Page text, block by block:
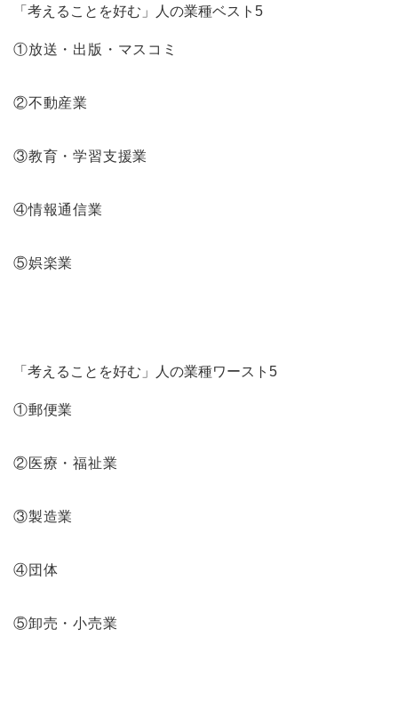
「考えることを好む」人の業種ベスト5
①放送・出版・マスコミ
②不動産業
③教育・学習支援業
④情報通信業
⑤娯楽業
「考えることを好む」人の業種ワースト5
①郵便業
②医療・福祉業
③製造業
④団体
⑤卸売・小売業